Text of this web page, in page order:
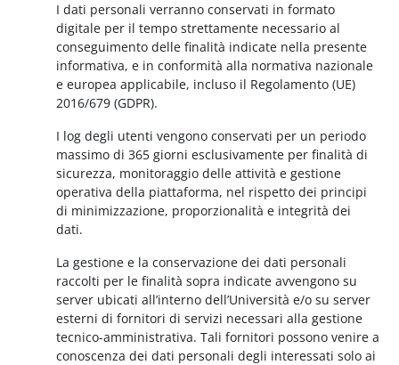
I dati personali verranno conservati in formato
digitale per il tempo strettamente necessario al
conseguimento delle finalità indicate nella presente
informativa, e in conformità alla normativa nazionale
e europea applicabile, incluso il Regolamento (UE)
2016/679 (GDPR).
I log degli utenti vengono conservati per un periodo
massimo di 365 giorni esclusivamente per finalità di
sicurezza, monitoraggio delle attività e gestione
operativa della piattaforma, nel rispetto dei principi
di minimizzazione, proporzionalità e integrità dei
dati.
La gestione e la conservazione dei dati personali
raccolti per le finalità sopra indicate avvengono su
server ubicati all’interno dell’Università e/o su server
esterni di fornitori di servizi necessari alla gestione
tecnico-amministrativa. Tali fornitori possono venire a
conoscenza dei dati personali degli interessati solo ai